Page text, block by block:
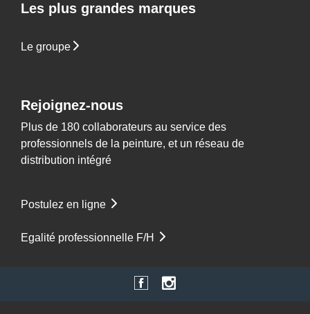
Les plus grandes marques
Le groupe
Rejoignez-nous
Plus de 180 collaborateurs au service des
professionnels de la peinture, et un réseau de
distribution intégré
Postulez en ligne
Egalité professionnelle F/H